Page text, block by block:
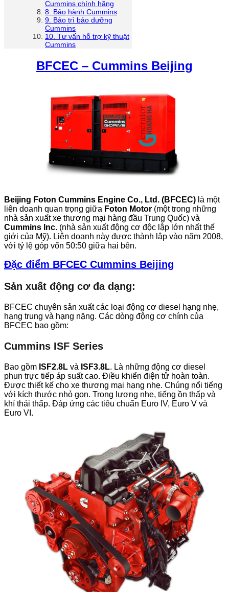
Cummins chính hãng
8. Bảo hành Cummins
9. Bảo trì bảo dưỡng
Cummins
10. Tư vấn hỗ trợ kỹ thuật
Cummins
BFCEC – Cummins Beijing
Beijing Foton Cummins Engine Co., Ltd. (BFCEC) là một
liên doanh quan trọng giữa Foton Motor (một trong những
nhà sản xuất xe thương mại hàng đầu Trung Quốc) và
Cummins Inc. (nhà sản xuất động cơ độc lập lớn nhất thế
giới của Mỹ). Liên doanh này được thành lập vào năm 2008,
với tỷ lệ góp vốn 50:50 giữa hai bên.
Đặc điểm BFCEC Cummins Beijing
Sản xuất động cơ đa dạng:
BFCEC chuyên sản xuất các loại động cơ diesel hạng nhẹ,
hạng trung và hạng nặng. Các dòng động cơ chính của
BFCEC bao gồm:
Cummins ISF Series
Bao gồm ISF2.8L và ISF3.8L. Là những động cơ diesel
phun trực tiếp áp suất cao. Điều khiển điện tử hoàn toàn.
Được thiết kế cho xe thương mại hạng nhẹ. Chúng nổi tiếng
với kích thước nhỏ gọn. Trọng lượng nhẹ, tiếng ồn thấp và
khí thải thấp. Đáp ứng các tiêu chuẩn Euro IV, Euro V và
Euro VI.